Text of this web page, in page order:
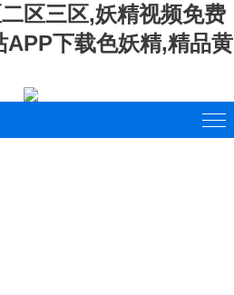
区三区,妖精视频免费
APP下载色妖精,精品黄